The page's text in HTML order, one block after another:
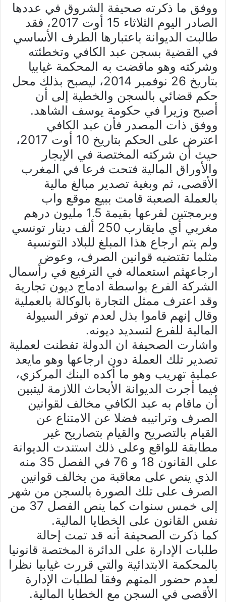
ووفق ما ذكرته صحيفة الشروق في عددها
الصادر اليوم الثلاثاء 15 أوت 2017، فقد
طالبت الديوانة باعتبارها الطرف الأساسي
في القضية بسجن عبد الكافي وتخطئته
وشركته وهو ماقضت به المحكمة غيابيا
بتاريخ 26 نوفمبر 2014، ليصبح بذلك محل
حكم قضائي بالسجن والخطية إلى أن
أصبح وزيرا في حكومة يوسف الشاهد.
ووفق ذات المصدر فأن عبد الكافي
اعترض على الحكم بتاريخ 10 أوت 2017،
حيث أن شركته المختصة في الإيجار
والأوراق المالية فتحت فرعا في المغرب
الأقصى، ثم وبغية تصدير مبالغ مالية
بالعملة الصعبة قامت ببيع موقع واب
وبرمجتين لفرعها بقيمة 1.5 مليون درهم
مغربي أي مايقارب 250 ألف دينار تونسي
ولم يتم ارجاع هذا المبلغ للبلاد التونسية
مثلما تقتضيه قوانين الصرف، وعوض
ارجاعهثم استعماله في الترفيع في رأسمال
الشركة الفرع بواسطة ادماج ديون تجارية
وقد اعترف ممثل التجارة بالوكالة بالعملية
وقال إنهم قاموا بذل لعدم توفر السيولة
المالية للفرع لتسديد ديونه.
واشارت الصحيفة ان الدولة تفطنت لعملية
تصدير تلك العملة دون ارجاعها وهو مايعد
عملية تهريب وهو ما أكده البنك المركزي،
فيما أجرت الديوانة الأبحاث اللازمة ليتبين
أن ماقام به عبد الكافي مخالف لقوانين
الصرف وتراتيبه فضلا عن الامتناع عن
القيام بالتصريح والقيام بتصاريح غير
مطابقة للواقع وعلى ذلك استندت الديوانة
على القانون 18 و 76 في الفصل 35 منه
الذي ينص على معاقبة من يخالف قوانين
الصرف على تلك الصورة بالسجن من شهر
إلى خمس سنوات كما ينص الفصل 37 من
نفس القانون على الخطايا المالية.
كما ذكرت الصحيفة أنه قد تمت إحالة
طلبات الإدارة على الدائرة المختصة قانونيا
بالمحكمة الابتدائية والتي قررت غيابيا نظرا
لعدم حضور المتهم وفقا لطلبات الإدارة
الأقصى في السجن مع الخطايا المالية.